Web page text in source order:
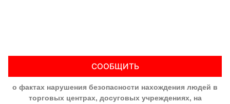
СООБЩИТЬ
о фактах нарушения безопасности нахождения людей в
торговых центрах, досуговых учреждениях, на